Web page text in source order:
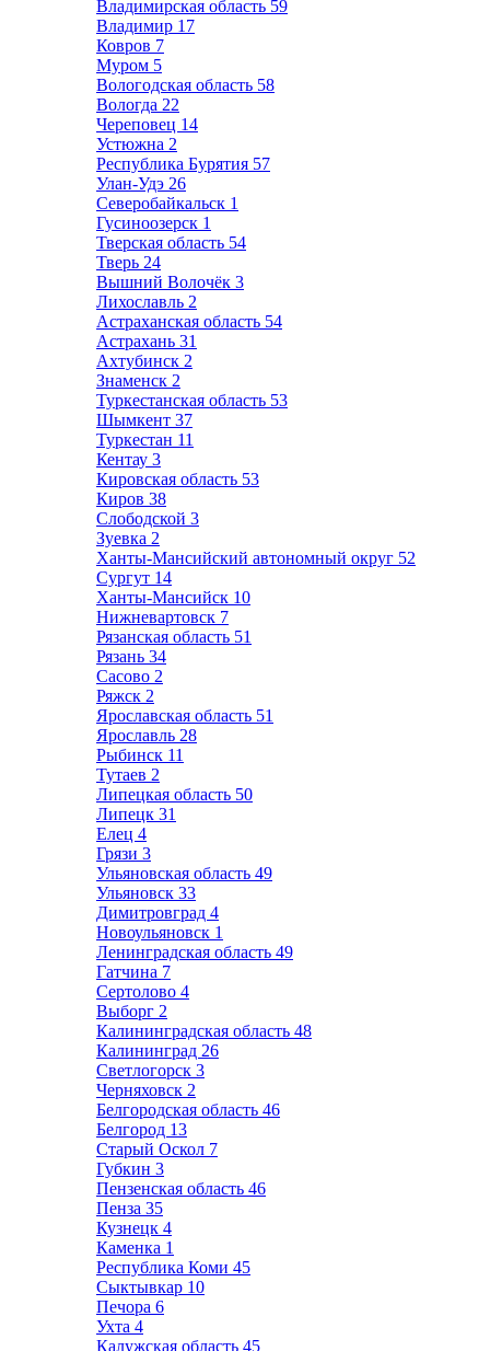
Владимирская область 59
Владимир 17
Ковров 7
Муром 5
Вологодская область 58
Вологда 22
Череповец 14
Устюжна 2
Республика Бурятия 57
Улан-Удэ 26
Северобайкальск 1
Гусиноозерск 1
Тверская область 54
Тверь 24
Вышний Волочёк 3
Лихославль 2
Астраханская область 54
Астрахань 31
Ахтубинск 2
Знаменск 2
Туркестанская область 53
Шымкент 37
Туркестан 11
Кентау 3
Кировская область 53
Киров 38
Слободской 3
Зуевка 2
Ханты-Мансийский автономный округ 52
Сургут 14
Ханты-Мансийск 10
Нижневартовск 7
Рязанская область 51
Рязань 34
Сасово 2
Ряжск 2
Ярославская область 51
Ярославль 28
Рыбинск 11
Тутаев 2
Липецкая область 50
Липецк 31
Елец 4
Грязи 3
Ульяновская область 49
Ульяновск 33
Димитровград 4
Новоульяновск 1
Ленинградская область 49
Гатчина 7
Сертолово 4
Выборг 2
Калининградская область 48
Калининград 26
Светлогорск 3
Черняховск 2
Белгородская область 46
Белгород 13
Старый Оскол 7
Губкин 3
Пензенская область 46
Пенза 35
Кузнецк 4
Каменка 1
Республика Коми 45
Сыктывкар 10
Печора 6
Ухта 4
Калужская область 45